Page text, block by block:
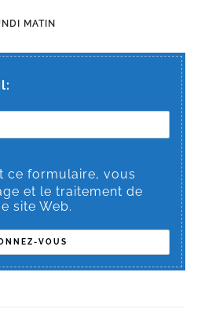
MATIN
ce formulaire, vous
et le traitement de
site Web.